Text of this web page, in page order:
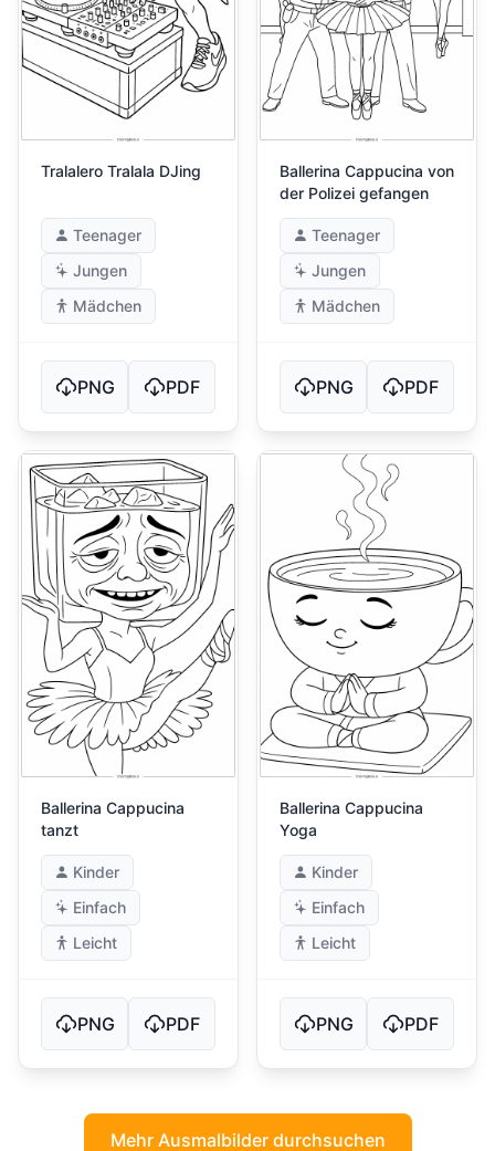
Tralalero Tralala DJing
Teenager
Jungen
Mädchen
PNG PDF
Ballerina Cappucina von
der Polizei gefangen
Teenager
Jungen
Mädchen
PNG PDF
Ballerina Cappucina
tanzt
Kinder
Einfach
Leicht
PNG PDF
Ballerina Cappucina
Yoga
Kinder
Einfach
Leicht
PNG PDF
Mehr Ausmalbilder durchsuchen